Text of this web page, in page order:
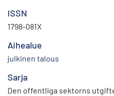
ISSN
1798-081X
Aihealue
julkinen talous
Sarja
Den offentliga sektorns